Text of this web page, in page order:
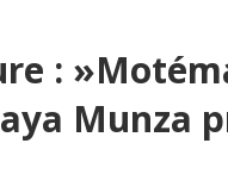
:
Munza